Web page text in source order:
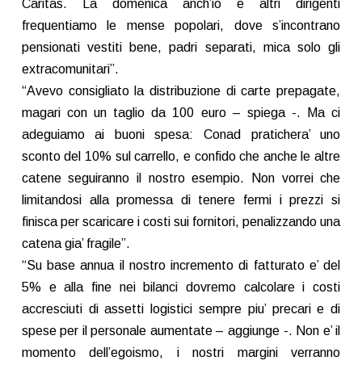
Caritas. La domenica anch’io e altri dirigenti
frequentiamo le mense popolari, dove s’incontrano
pensionati vestiti bene, padri separati, mica solo gli
extracomunitari”.
“Avevo consigliato la distribuzione di carte prepagate,
magari con un taglio da 100 euro – spiega -. Ma ci
adeguiamo ai buoni spesa: Conad pratichera’ uno
sconto del 10% sul carrello, e confido che anche le altre
catene seguiranno il nostro esempio. Non vorrei che
limitandosi alla promessa di tenere fermi i prezzi si
finisca per scaricare i costi sui fornitori, penalizzando una
catena gia’ fragile”.
“Su base annua il nostro incremento di fatturato e’ del
5% e alla fine nei bilanci dovremo calcolare i costi
accresciuti di assetti logistici sempre piu’ precari e di
spese per il personale aumentate – aggiunge -. Non e’ il
momento dell’egoismo, i nostri margini verranno